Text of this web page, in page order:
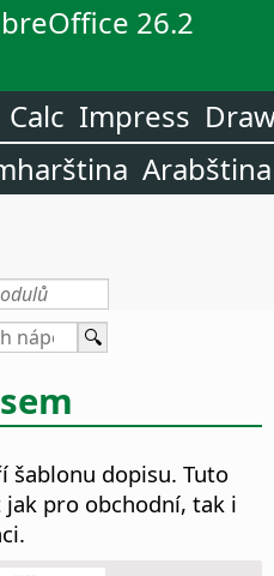
26.2
Calc Impress
Arabština
šablonu dopisu. Tuto
pro obchodní, tak i